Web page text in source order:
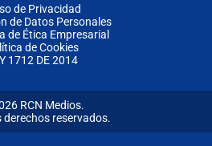
de Privacidad
de Datos Personales
de Ética Empresarial
de Cookies
1712 DE 2014
RCN Medios.
derechos reservados.